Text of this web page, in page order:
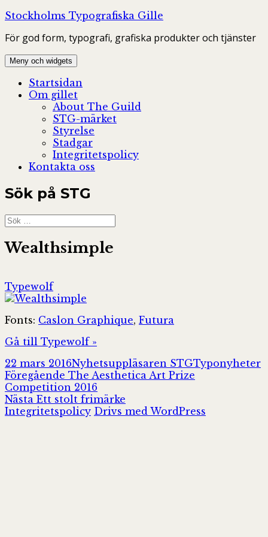
Hoppa
innehåll
Stockholms Typografiska Gille
För god form, typografi, grafiska produkter och tjänster
Meny och widgets
Startsidan
Om gillet
About The Guild
STG-märket
Styrelse
Stadgar
Integritetspolicy
Kontakta oss
Sök på STG
Sök
efter:
Wealthsimple
Typewolf
Fonts: Caslon Graphique, Futura
Gå till Typewolf »
Postat
22 mars 2016Författare
Nyhetsuppläsaren STGKategorier
Typonyheter
Inläggsnavigering
Föregående Föregående
inlägg:
The Aesthetica Art Prize
Competition 2016
Nästa Nästa
inlägg:
Ett stolt frimärke
Integritetspolicy Drivs med WordPress